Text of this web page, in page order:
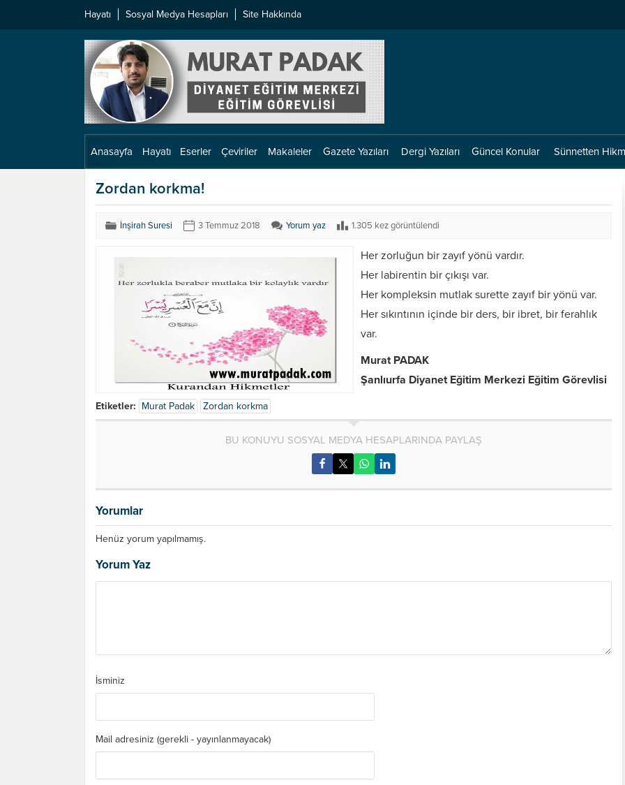
Hayatı Sosyal Medya Hesapları Site Hakkında
Anasayfa Hayatı Eserler Çeviriler Makaleler Gazete Yazıları Dergi Yazıları Güncel Konular Sünnetten
Zordan korkma!
İnşirah Suresi 3 Temmuz 2018 Yorum yaz 1.305 kez görüntülendi
Her zorluğun bir zayıf yönü vardır.
Her labirentin bir çıkışı var.
Her kompleksin mutlak surette zayıf bir yönü var.
Her sıkıntının içinde bir ders, bir ibret, bir ferahlık
var.
Murat PADAK
Şanlıurfa Diyanet Eğitim Merkezi Eğitim Görevlisi
Etiketler: Murat Padak Zordan korkma
BU KONUYU SOSYAL MEDYA HESAPLARINDA PAYLAŞ
Yorumlar
Henüz yorum yapılmamış.
Yorum Yaz
İsminiz
Mail adresiniz (gerekli - yayınlanmayacak)